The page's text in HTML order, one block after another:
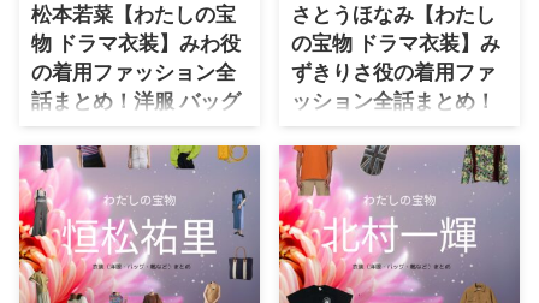
・奈緒
・高畑充希
・さとうほなみ
・
・水川あさみ
・田中みな実
・松岡茉優
・福原遥
松本若菜【わたしの宝
物 ドラマ衣装】みわ役
の着用ファッション全
話まとめ！洋服 バッグ
アクセなどの衣装協力
ブランドは？
【わたしの宝物】松本若菜さん
（かんざき みわ役）の衣装・服
装（服･バッグ･アクセ・靴など）
やドラマファッションのコーデを
着用シーン別・コーデ別に紹介♪
さとうほなみ【わたし
の宝物 ドラマ衣装】み
ずきりさ役の着用ファ
ッション全話まとめ！
洋服 バッグ アクセなど
のブランド&コーデ
は？
ドラマ【わたしの宝物（わたしの
たからもの）】でさとうほなみさ
んが演じる水木莉紗（みずき り
さ）役に衣装提供されているドラ